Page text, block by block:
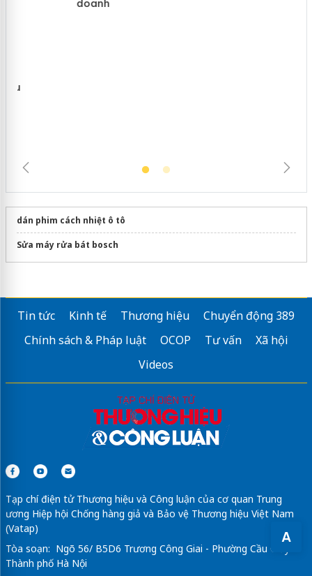
A
dán phim cách nhiệt ô tô
Sửa máy rửa bát bosch
Tin tức Kinh tế Thương hiệu
Chuyển động 389
Chính sách & Pháp luật
OCOP Tư vấn
Xã hội
Videos
Tạp chí điện tử Thương hiệu và Công luận của cơ quan Trung
ương Hiệp hội Chống hàng giả và Bảo vệ Thương hiệu Việt Nam
(Vatap)
Tòa soạn: Ngõ 56/ B5D6 Trương Công Giai - Phường Cầu Giấy -
Thành phố Hà Nội